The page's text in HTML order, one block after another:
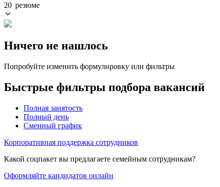
20 резюме
Ничего не нашлось
Попробуйте изменить формулировку или фильтры
Быстрые фильтры подбора вакансий
Полная занятость
Полный день
Сменный график
Корпоративная поддержка сотрудников
Какой соцпакет вы предлагаете семейным сотрудникам?
Оформляйте кандидатов онлайн